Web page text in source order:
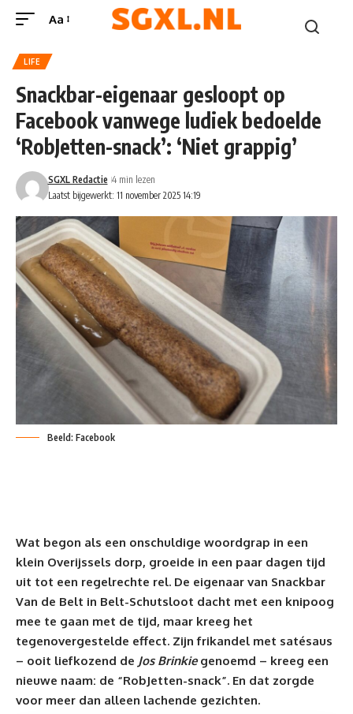
Aa
LIFE
Snackbar-eigenaar gesloopt op
Facebook vanwege ludiek bedoelde
‘RobJetten-snack’: ‘Niet grappig’
Laatst bijgewerkt: 11 november 2025 14:19
SGXL Redactie 4 min lezen
Beeld: Facebook
Wat begon als een onschuldige woordgrap in een
klein Overijssels dorp, groeide in een paar dagen tijd
uit tot een regelrechte rel. De eigenaar van Snackbar
Van de Belt in Belt-Schutsloot dacht met een knipoog
mee te gaan met de tijd, maar kreeg het
tegenovergestelde effect. Zijnfrikandel met satésaus
– ooit liefkozend de Jos Brinkiegenoemd – kreeg een
nieuwe naam: de “RobJetten-snack”. En dat zorgde
voor meer dan alleen lachende gezichten.